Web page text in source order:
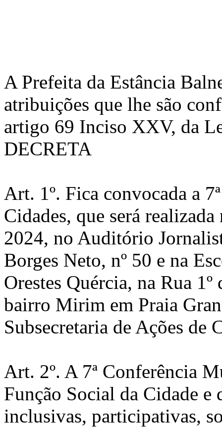
A Prefeita da Estância
atribuições que lhe são
artigo 69 Inciso XXV, da
DECRETA
Art. 1º. Fica convocada a
Cidades, que será
2024, no Auditório
Borges Neto, nº 50 e na
Orestes Quércia, na Rua
bairro Mirim em Praia
Subsecretaria de Ações de
Art. 2º. A 7ª Conferência
Função Social da Cidade e
inclusivas, participativas,